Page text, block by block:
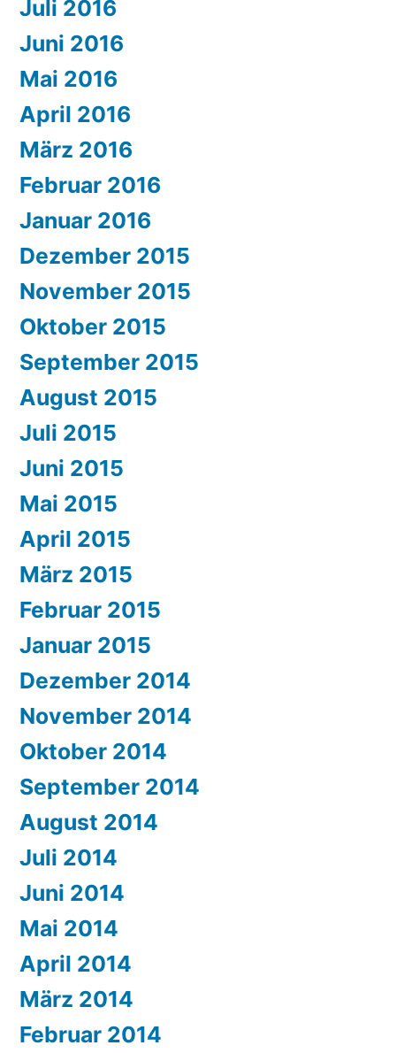
Juli 2016
Juni 2016
Mai 2016
April 2016
März 2016
Februar 2016
Januar 2016
Dezember 2015
November 2015
Oktober 2015
September 2015
August 2015
Juli 2015
Juni 2015
Mai 2015
April 2015
März 2015
Februar 2015
Januar 2015
Dezember 2014
November 2014
Oktober 2014
September 2014
August 2014
Juli 2014
Juni 2014
Mai 2014
April 2014
März 2014
Februar 2014